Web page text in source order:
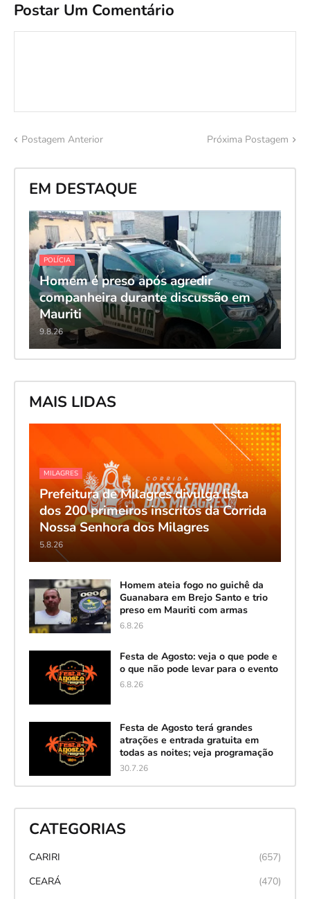
Postar Um Comentário
Postagem Anterior Próxima Postagem
EM DESTAQUE
POLÍCIA
Homem é preso após agredir
companheira durante discussão em
Mauriti
9.8.26
MAIS LIDAS
MILAGRES
Prefeitura de Milagres divulga lista
dos 200 primeiros inscritos da Corrida
Nossa Senhora dos Milagres
5.8.26
Homem ateia fogo no guichê da
Guanabara em Brejo Santo e trio
preso em Mauriti com armas
6.8.26
Festa de Agosto: veja o que pode e
o que não pode levar para o evento
6.8.26
Festa de Agosto terá grandes
atrações e entrada gratuita em
todas as noites; veja programação
30.7.26
CATEGORIAS
CARIRI
(657)
CEARÁ
(470)